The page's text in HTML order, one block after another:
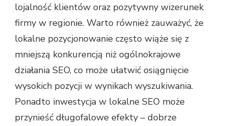
lojalność klientów oraz pozytywny wizerunek
firmy w regionie. Warto również zauważyć, że
lokalne pozycjonowanie często wiąże się z
mniejszą konkurencją niż ogólnokrajowe
działania SEO, co może ułatwić osiągnięcie
wysokich pozycji w wynikach wyszukiwania.
Ponadto inwestycja w lokalne SEO może
przynieść długofalowe efekty – dobrze